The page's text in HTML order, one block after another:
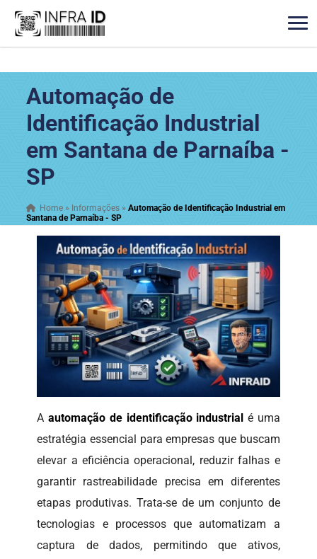
Automação de
Identificação Industrial
em Santana de Parnaíba -
SP
Home » Informações »Automação de Identificação Industrial em
Santana de Parnaíba - SP
Aautomação de identificação industrial é uma
estratégia essencial para empresas que buscam
elevar a eficiência operacional, reduzir falhas e
garantir rastreabilidade precisa em diferentes
etapas produtivas. Trata-se de um conjunto de
tecnologias e processos que automatizam a
captura de dados, permitindo que ativos,